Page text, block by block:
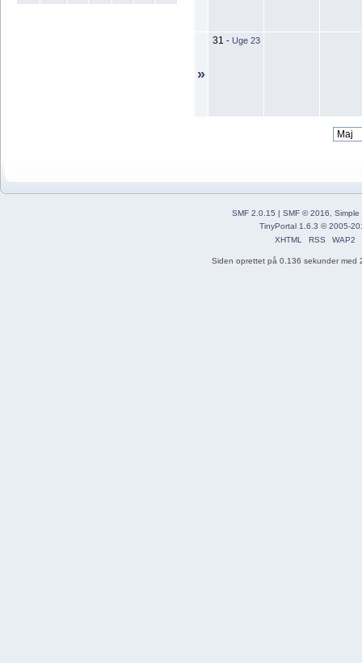
»
31 - Uge 23
SMF 2.0.15 | SMF © 2016, Simple
TinyPortal 1.6.3 ©2005-
XHTML
RSS WAP2
Siden oprettet på 0.136 sekunder med